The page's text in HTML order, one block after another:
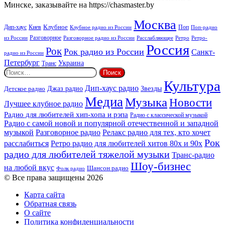
Минске, заказывайте на https://chasmaster.by
Дип-хаус Киев Клубное Клубное радио из России Москва Поп Поп-радио
из России Разговорное Разговорное радио из России Расслабляющее Ретро Ретро-
радио из России Рок Рок радио из России Россия Санкт-
Петербург Транс Украина
Найти:
Детское радио Джаз радио Дип-хаус радио Звезды Культура
Лучшее клубное радио МедиаМузыкаНовости
Радио для любителей хип-хопа и рэпа Радио с классической музыкой
Радио с самой новой и популярной отечественной и западной
музыкой Разговорное радио Релакс радио для тех, кто хочет
расслабиться Ретро радио для любителей хитов 80х и 90х Рок
радио для любителей тяжелой музыки Транс-радио
на любой вкус Фолк радио Шансон радио Шоу-бизнес
© Все права защищены 2026
Карта сайта
Обратная связь
О сайте
Политика конфиденциальности